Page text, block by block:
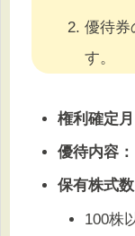
優待券
す。
権利確定月
優待内容：
保有株式
100株